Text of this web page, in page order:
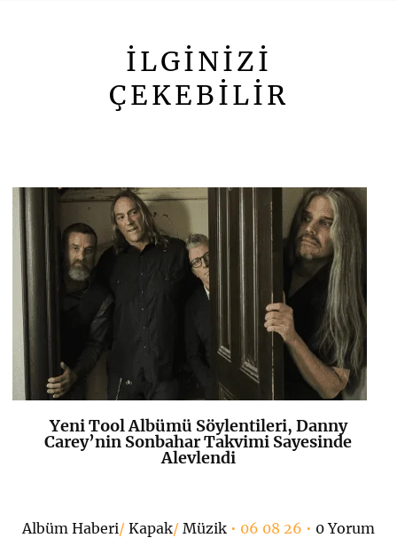
İLGİNİZİ
ÇEKEBİLİR
K+
Yeni Tool Albümü Söylentileri, Danny
Carey’nin Sonbahar Takvimi Sayesinde
Alevlendi
Albüm Haberi/ Kapak/ Müzik• 06 08 26 • 0 Yorum